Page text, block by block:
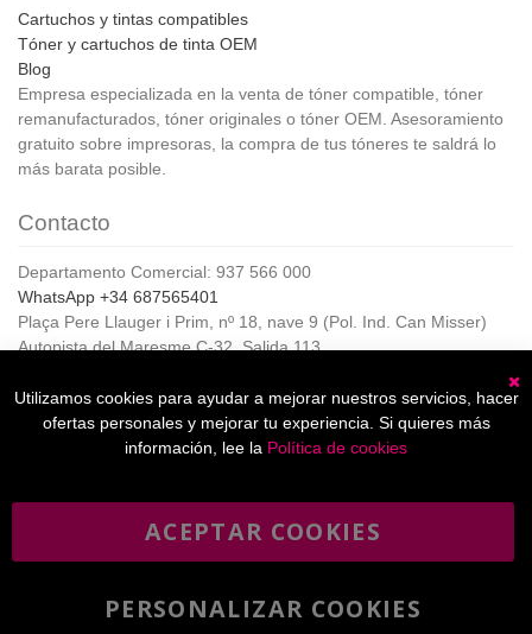
Cartuchos y tintas compatibles
Tóner y cartuchos de tinta OEM
Blog
Empresa especializada en la venta de tóner compatible, tóner
remanufacturados, tóner originales o tóner OEM. Asesoramiento
gratuito sobre impresoras, la compra de tus tóneres te saldrá lo
más barata posible.
Contacto
Departamento Comercial: 937 566 000
WhatsApp +34 687565401
Plaça Pere Llauger i Prim, nº 18, nave 9 (Pol. Ind. Can Misser)
Autopista del Maresme C-32, Salida 113
Horario de Atención al cliente:
De lunes a jueves de 8:00 a 17:00,
Viernes de 8:00 a 15:00
informativo
He leído y acepto lapolítica de privacidad
Utilizamos cookies para ayudar a mejorar nuestros servicios, hacer
ofertas personales y mejorar tu experiencia. Si quieres más
información, lee la Política de cookies
ACEPTAR COOKIES
PERSONALIZAR COOKIES